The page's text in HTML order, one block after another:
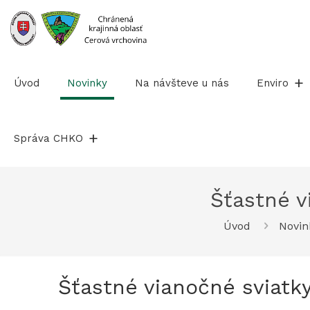
na
obsah
Úvod Novinky Na návšteve u nás Enviro
Správa CHKO
Šťastné
Úvod
Šťastné vianočné